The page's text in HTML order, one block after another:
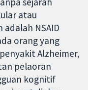
atau
NSAID
orang yang
Alzheimer,
pelaoran
kognitif